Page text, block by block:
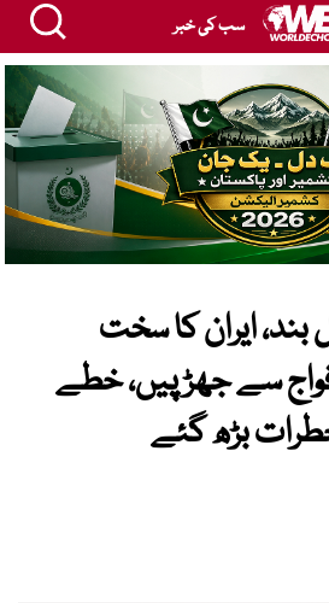
سب کی خبر
بند، ایران کا سخت
سے جھڑپیں، خطے
بڑھ گئے